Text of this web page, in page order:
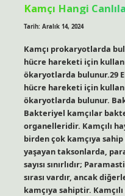
Kamçı Hangi
Tarih: Aralık 14, 2024
Kamçı prokaryotlarda
hücre hareketi için
ökaryotlarda bulunur.29
hücre hareketi için
ökaryotlarda bulunur.
Bakteriyel kamçılar
organelleridir. Kamçılı
birden çok kamçıya
yaşayan taksonlarda,
sayısı sınırlıdır;
sırası vardır, ancak
kamçıya sahiptir.